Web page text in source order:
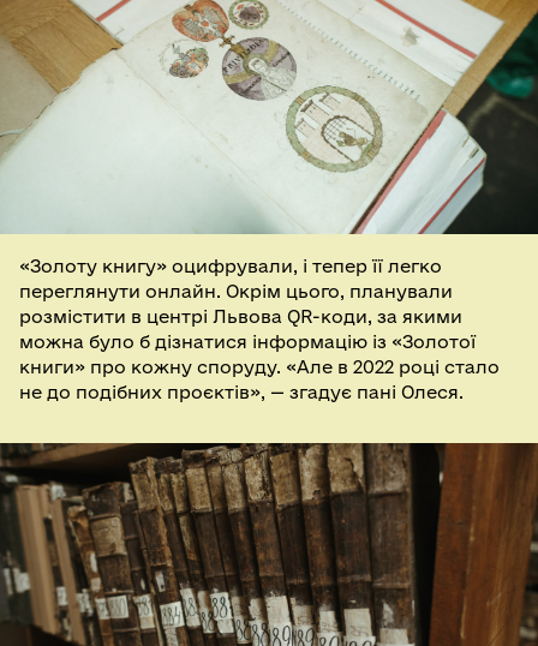
«Золоту книгу» оцифрували, і тепер її легко
переглянути онлайн. Окрім цього, планували
розмістити в центрі Львова QR-коди, за якими
можна було б дізнатися інформацію із «Золотої
книги» про кожну споруду. «Але в 2022 році стало
не до подібних проєктів», — згадує пані Олеся.